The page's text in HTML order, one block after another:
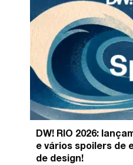
DW! RIO 2026:
e vários spoilers de
de design!